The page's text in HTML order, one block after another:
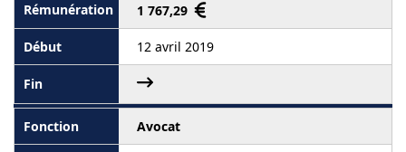
1 767,29
12 avril 2019
Avocat